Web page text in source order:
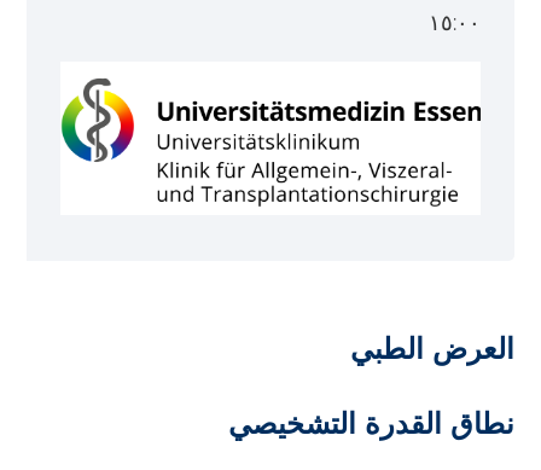
١٥:٠٠
العرض الطبي
نطاق القدرة التشخيصي